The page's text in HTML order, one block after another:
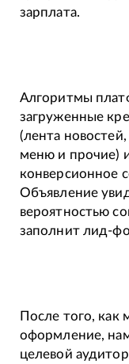
зарплата.
Алгоритмы
загруженные
(лента
меню и прочие)
конверсионное
Объявление
вероятностью
заполнит лид-
После того,
оформление,
целевой